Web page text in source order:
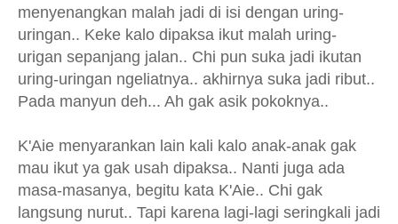
menyenangkan malah jadi di isi dengan uring-
uringan.. Keke kalo dipaksa ikut malah uring-
urigan sepanjang jalan.. Chi pun suka jadi ikutan
uring-uringan ngeliatnya.. akhirnya suka jadi ribut..
Pada manyun deh... Ah gak asik pokoknya..
K'Aie menyarankan lain kali kalo anak-anak gak
mau ikut ya gak usah dipaksa.. Nanti juga ada
masa-masanya, begitu kata K'Aie.. Chi gak
langsung nurut.. Tapi karena lagi-lagi seringkali jadi